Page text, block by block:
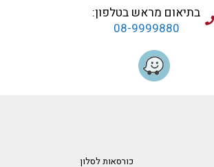
בתיאום מראש בטלפון:
08-9999880
כורסאות לסלון